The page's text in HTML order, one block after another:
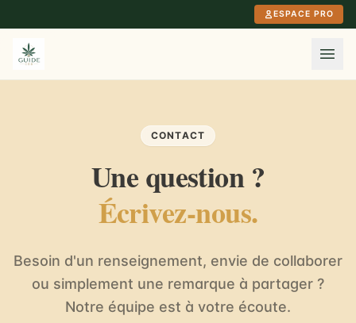
ESPACE PRO
CONTACT
Une question ?
Écrivez-nous.
Besoin d'un renseignement, envie de collaborer
ou simplement une remarque à partager ?
Notre équipe est à votre écoute.